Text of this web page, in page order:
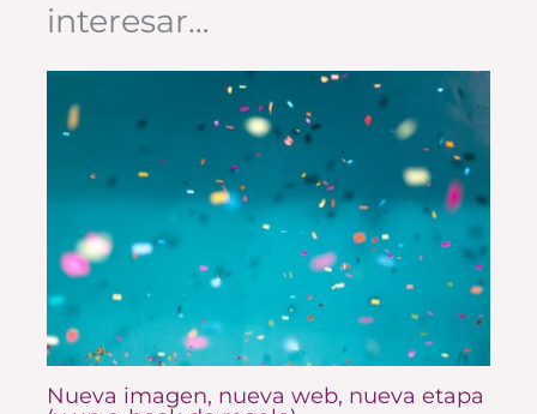
interesar…
Nueva imagen, nueva web, nueva etapa